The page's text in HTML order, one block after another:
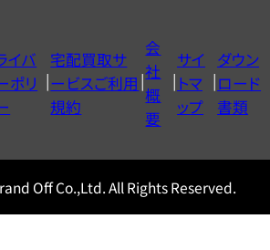
ヤ
ル
0120604117
イバ
ポリ
宅配買取サ
ービスご利用
規約
会
社
概
要
サイ
トマ
ップ
ダウン
ロード
書類
Off Co.,Ltd. All Rights Reserved.